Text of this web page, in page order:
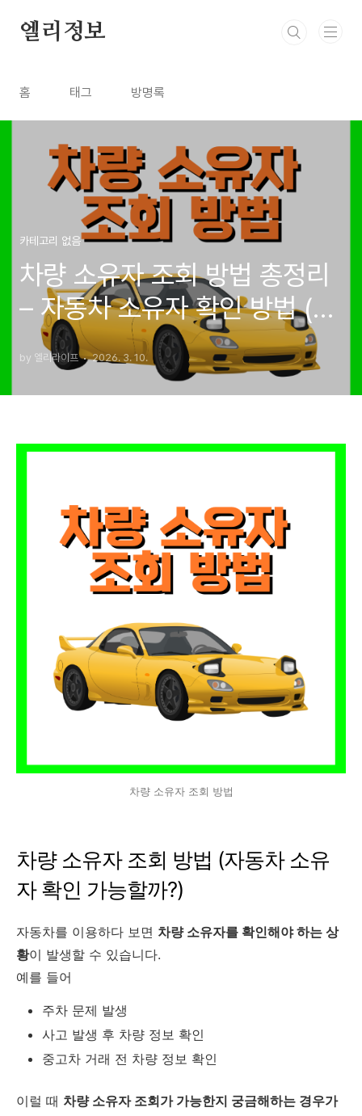
엘리정보
홈 태그 방명록
카테고리 없음
차량 소유자 조회 방법 총정리
– 자동차 소유자 확인 방법 (차
량 정보 확인 사이트)
by 엘리라이프 2026. 3. 10.
차량 소유자 조회 방법
차량 소유자 조회 방법 (자동차 소유
자 확인 가능할까?)
자동차를 이용하다 보면 차량 소유자를 확인해야 하는 상
황이 발생할 수 있습니다.
예를 들어
주차 문제 발생
사고 발생 후 차량 정보 확인
중고차 거래 전 차량 정보 확인
이럴 때 차량 소유자 조회가 가능한지 궁금해하는 경우가